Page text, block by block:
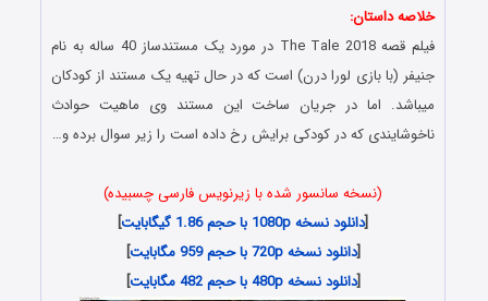
خلاصه داستان:
فیلم قصه The Tale 2018 در مورد یک مستندساز 40 ساله به نام
جنیفر (با بازی لورا درن) است که در حال تهیه یک مستند از کودکان
میباشد. اما در جریان ساخت این مستند وی ماهیت حوادث
ناخوشایندی که در کودکی برایش رخ داده است را زیر سوال برده و…
(نسخه سانسور شده با زیرنویس فارسی چسبیده)
[دانلود نسخه 1080p با حجم 1.86 گیگابایت
]
[دانلود نسخه 720p با حجم 959 مگابایت
]
[دانلود نسخه 480p با حجم 482 مگابایت ]